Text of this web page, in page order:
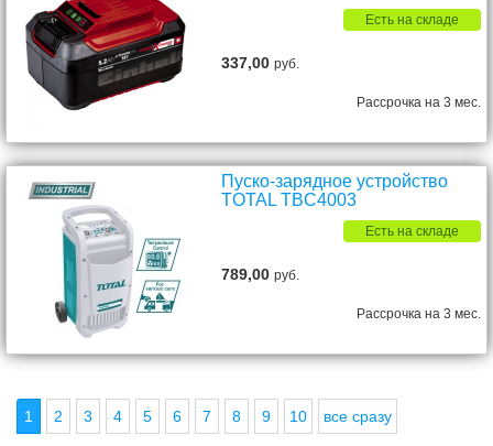
Есть на складе
337,00руб.
Рассрочка на 3 мес.
Пуско-зарядное устройство
TOTAL TBC4003
Есть на складе
789,00руб.
Рассрочка на 3 мес.
1 2 3 4 5 6 7 8 9 10 все сразу